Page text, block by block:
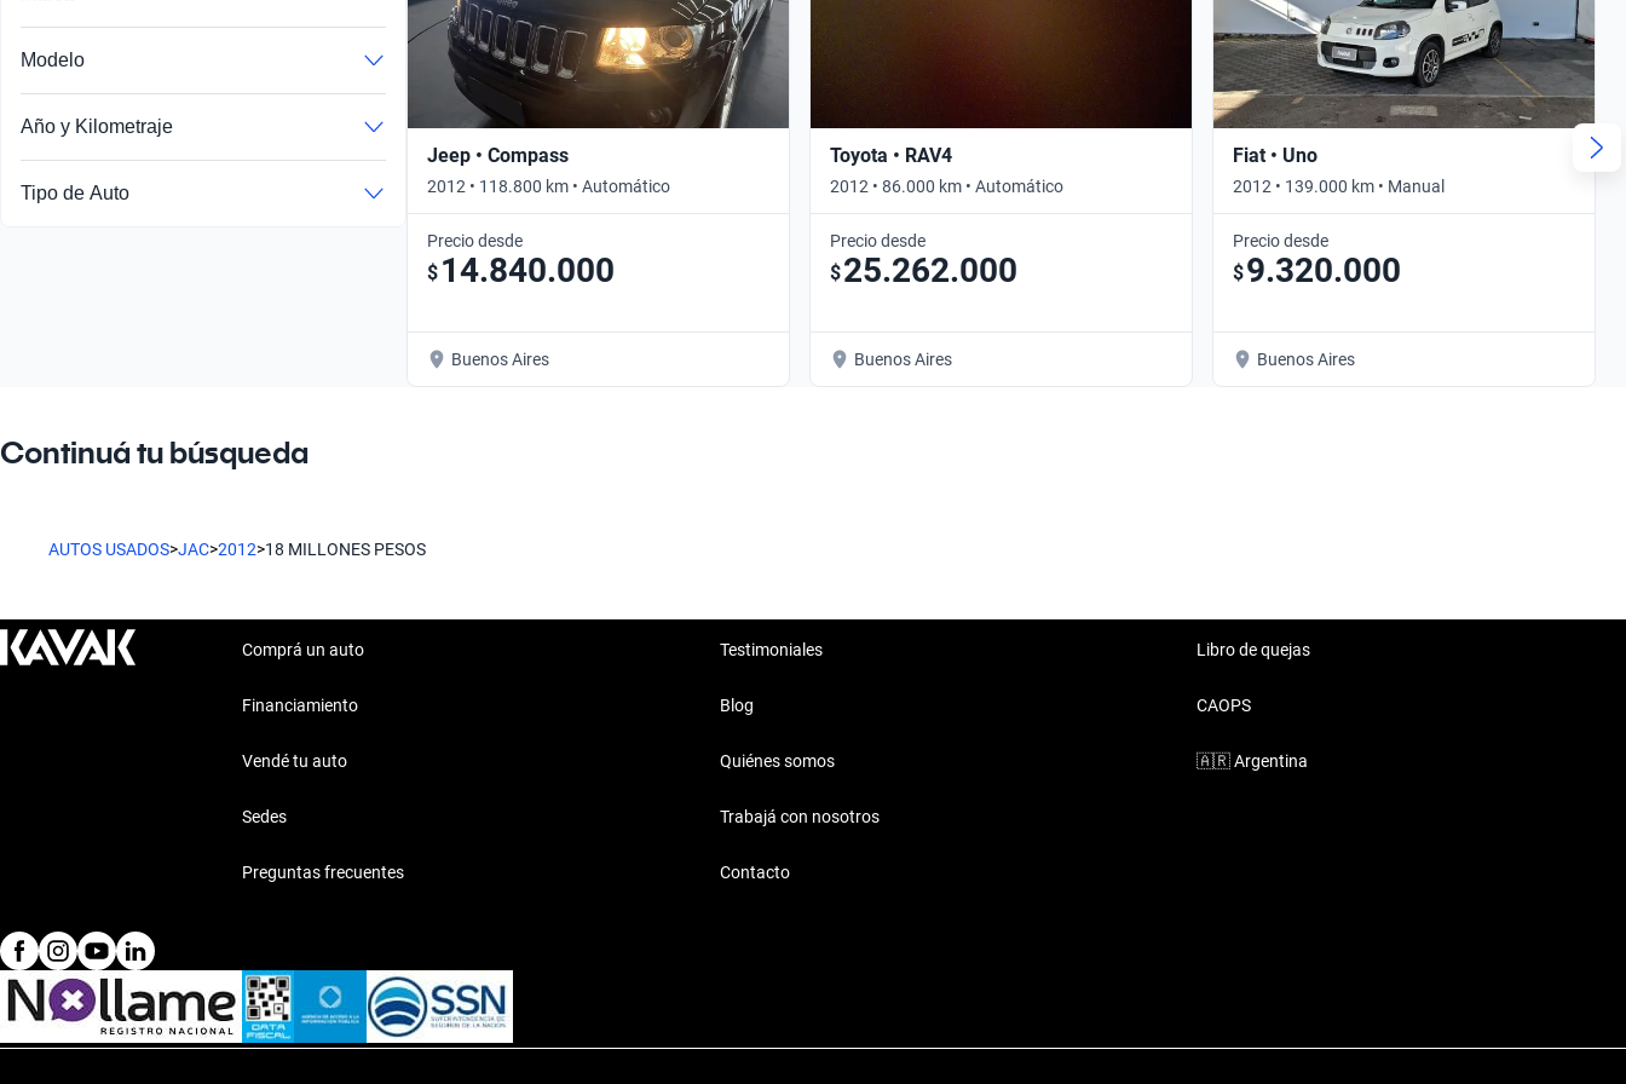
Modelo
Año y Kilometraje
Tipo de Auto
Jeep • Compass
2012 • 118.800 km • Automático
Precio desde
$ 14.840.000
Buenos Aires
Toyota • RAV4
2012 • 86.000 km • Automático
Precio desde
$25.262.000
Buenos Aires
Fiat • Uno
2012 • 139.000 km • Manual
Precio desde
$9.320.000
Buenos Aires
Continuá tu búsqueda
AUTOS USADOS>JAC>2012>18 MILLONES PESOS
Comprá un auto
Financiamiento
Vendé tu auto
Sedes
Preguntas frecuentes
Testimoniales
Blog
Quiénes somos
Trabajá con nosotros
Contacto
Libro de quejas
CAOPS
🇦🇷 Argentina